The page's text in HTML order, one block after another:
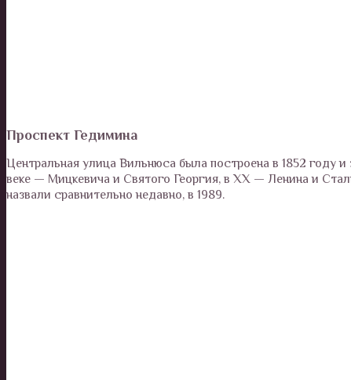
Проспект Гедимина
Центральная улица Вильнюса была построена в 1852 году
веке — Мицкевича и Святого Георгия, в XX — Ленина и
назвали сравнительно недавно, в 1989.